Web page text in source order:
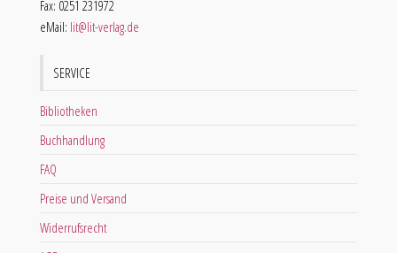
Fax: 0251 231972
eMail: lit@lit-verlag.de
SERVICE
Bibliotheken
Buchhandlung
FAQ
Preise und Versand
Widerrufsrecht